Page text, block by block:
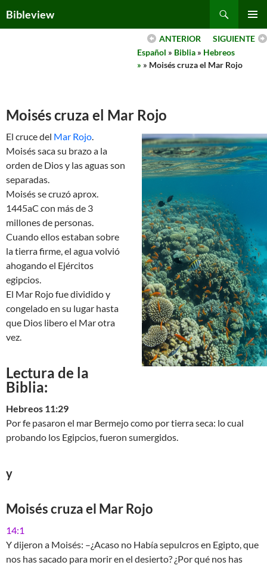
toBibleview
MENU
SIGUIENTE
ANTERIOR
Español » Biblia » Hebreos
» » Moisés cruza el Mar Rojo
Moisés cruza el Mar Rojo
El cruce del Mar Rojo.
Moisés saca su brazo a la
orden de Dios y las aguas son
separadas.
Moisés se cruzó aprox.
1445aC con más de 3
millones de personas.
Cuando ellos estaban sobre
la tierra firme, el agua volvió
ahogando el Ejércitos
egipcios.
El Mar Rojo fue dividido y
congelado en su lugar hasta
que Dios libero el Mar otra
vez.
Lectura de la
Biblia:
Hebreos 11:29
Por fe pasaron el mar Bermejo como por tierra seca: lo cual
probando los Egipcios, fueron sumergidos.
y
Moisés cruza el Mar Rojo
14:1
Y dijeron a Moisés: –¿Acaso no Había sepulcros en Egipto, que
nos has sacado para morir en el desierto? ¿Por qué nos has